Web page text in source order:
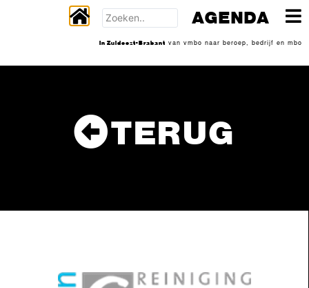
TERUG
AGENDA
In Zuidoost-Brabant van vmbo naar beroep, bedrijf en mbo